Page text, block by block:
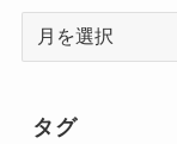
イ
タグ